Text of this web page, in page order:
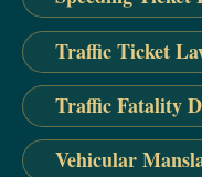
Traffic Ticket
Traffic Fatality
Vehicular